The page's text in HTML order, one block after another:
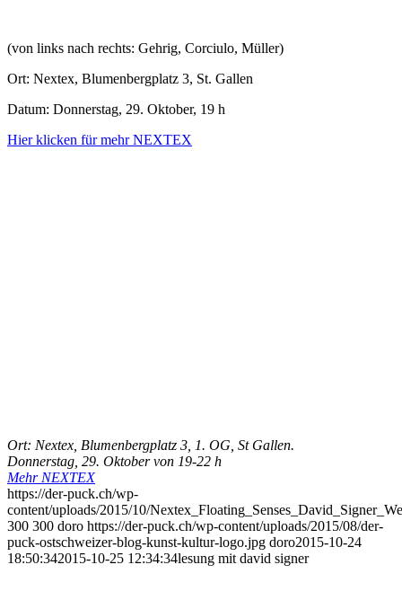
(von links nach rechts: Gehrig, Corciulo, Müller)
Ort: Nextex, Blumenbergplatz 3, St. Gallen
Datum: Donnerstag, 29. Oktober, 19 h
Hier klicken für mehr NEXTEX
Ort: Nextex, Blumenbergplatz 3, 1. OG, St Gallen.
Donnerstag, 29. Oktober von 19-22 h
Mehr NEXTEX
https://der-puck.ch/wp-
content/uploads/2015/10/
300 300 doro https://der-puck.ch/wp-content/uploads/2015/08/der-
puck-ostschweizer-blog-kunst-kultur-logo.jpg doro2015-10-24
18:50:342015-10-25 12:34:34lesung mit david signer